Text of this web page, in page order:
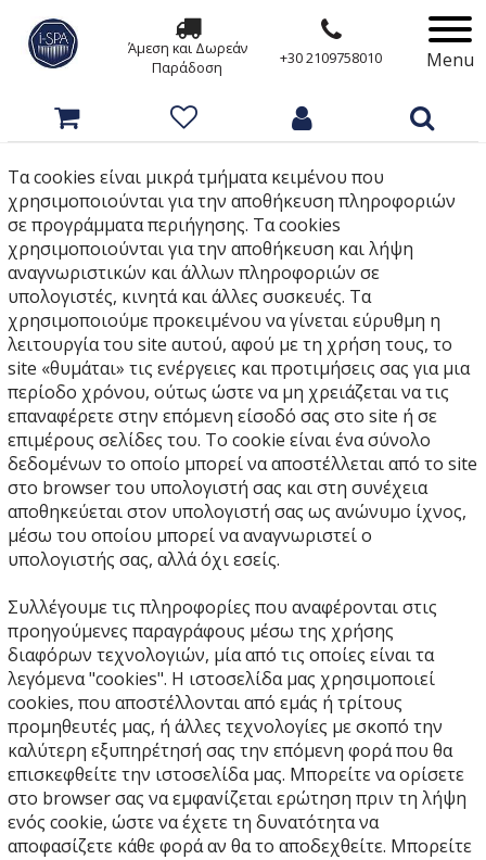
Άμεση και Δωρεάν
Παράδοση
+30 2109758010 Menu
Τα cookies είναι μικρά τμήματα κειμένου που
χρησιμοποιούνται για την αποθήκευση πληροφοριών
σε προγράμματα περιήγησης. Τα cookies
χρησιμοποιούνται για την αποθήκευση και λήψη
αναγνωριστικών και άλλων πληροφοριών σε
υπολογιστές, κινητά και άλλες συσκευές. Τα
χρησιμοποιούμε προκειμένου να γίνεται εύρυθμη η
λειτουργία του site αυτού, αφού με τη χρήση τους, το
site «θυμάται» τις ενέργειες και προτιμήσεις σας για μια
περίοδο χρόνου, ούτως ώστε να μη χρειάζεται να τις
επαναφέρετε στην επόμενη είσοδό σας στο site ή σε
επιμέρους σελίδες του. Το cookie είναι ένα σύνολο
δεδομένων το οποίο μπορεί να αποστέλλεται από το site
στο browser του υπολογιστή σας και στη συνέχεια
αποθηκεύεται στον υπολογιστή σας ως ανώνυμο ίχνος,
μέσω του οποίου μπορεί να αναγνωριστεί ο
υπολογιστής σας, αλλά όχι εσείς.
Συλλέγουμε τις πληροφορίες που αναφέρονται στις
προηγούμενες παραγράφους μέσω της χρήσης
διαφόρων τεχνολογιών, μία από τις οποίες είναι τα
λεγόμενα "cookies". Η ιστοσελίδα μας χρησιμοποιεί
cookies, που αποστέλλονται από εμάς ή τρίτους
προμηθευτές μας, ή άλλες τεχνολογίες με σκοπό την
καλύτερη εξυπηρέτησή σας την επόμενη φορά που θα
επισκεφθείτε την ιστοσελίδα μας. Μπορείτε να ορίσετε
στο browser σας να εμφανίζεται ερώτηση πριν τη λήψη
ενός cookie, ώστε να έχετε τη δυνατότητα να
αποφασίζετε κάθε φορά αν θα το αποδεχθείτε. Μπορείτε